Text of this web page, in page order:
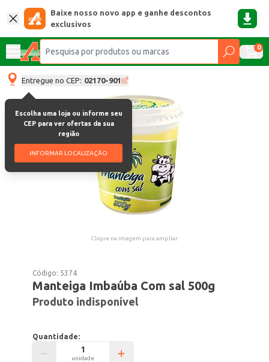
Baixe nosso novo app e ganhe descontos
exclusivos
0
Entregue no CEP: 02170-901
Escolha uma loja ou informe seu
CEP para ver ofertas da sua
região
INFORMAR LOCALIZAÇÃO
Clique na imagem para ampliar.
Código: 5374
Manteiga Imbaúba Com sal 500g
Produto indisponível
Quantidade:
unidade